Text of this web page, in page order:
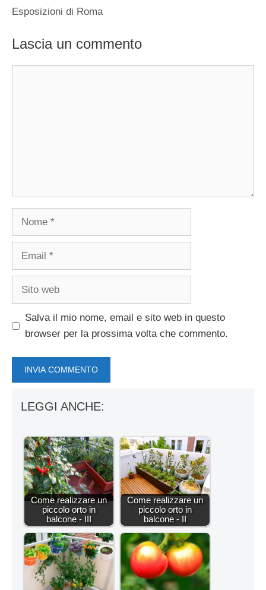
Esposizioni di Roma
Lascia un commento
Nome
Email
Sito
Salva il mio nome, email e sito web in questo
browser per la prossima volta che commento.
LEGGI ANCHE:
Come realizzare un
piccolo orto in
balcone - III
Come realizzare un
piccolo orto in
balcone - II